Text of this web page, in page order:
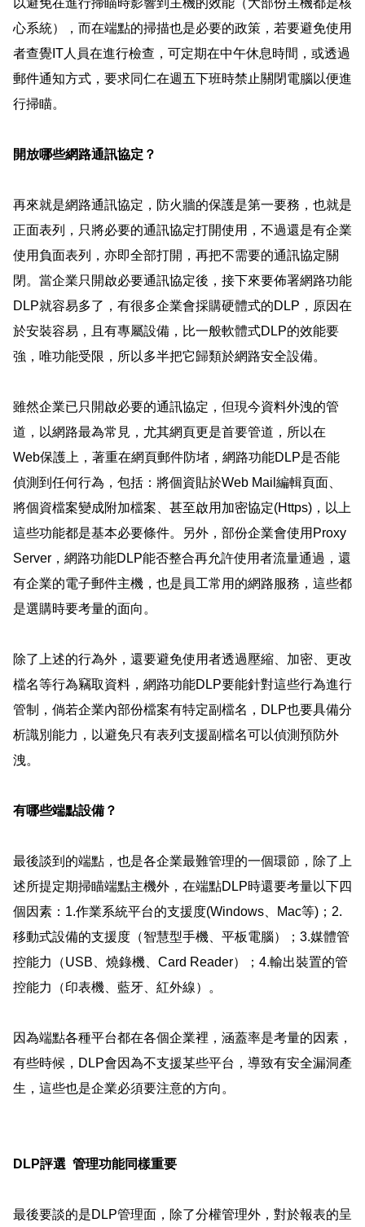
以避免在進行掃瞄時影響到主機的效能（ 大部份主機都是核
心系統）
，而在端點的掃描也是必要的政策，若要避免使用
者查覺IT人員在進行檢查，可定期在中午休息時間，或透過
郵件通知方式，要求同仁在週五下班時禁止關閉電腦以便進
行掃瞄。
開放哪些網路通訊協定？
再來就是網路通訊協定，防火牆的保護是第一要務，也就是
正面表列，只將必要的通訊協定打開使用，不過還是有企業
使用負面表列，亦即全部打開，再把不需要的通訊協定關
閉。當企業只開啟必要通訊協定後，接下來要佈署網路功能
DLP就容易多了，有很多企業會採購硬體式的DLP ，原因在
於安裝容易，且有專屬設備，比一般軟體式DLP的效能要
強，唯功能受限，所以多半把它歸類於網路安全設備。
雖然企業已只開啟必要的通訊協定，但現今資料外洩的管
道，以網路最為常見，尤其網頁更是首要管道，所以在
Web保護上，著重在網頁郵件防堵，網路功能DLP是否能
偵測到任何行為，包括：將個資貼於Web Mail 編輯頁面、
將個資檔案變成附加檔案、甚至啟用加密協定(Https)，以上
這些功能都是基本必要條件。另外，部份企業會使用 Proxy
Server，網路功能DLP能否整合再允許使用者流量通過，還
有企業的電子郵件主機，也是員工常用的網路服務，這些都
是選購時要考量的面向。
除了上述的行為外，還要避免使用者透過壓縮、加密、更改
檔名等行為竊取資料，網路功能DLP要能針對這些行為進行
管制，倘若企業內部份檔案有特定副檔名， DLP也要具備分
析識別能力，以避免只有表列支援副檔名可以偵測預防外
洩。
有哪些端點設備？
最後談到的端點，也是各企業最難管理的一個環節，除了上
述所提定期掃瞄端點主機外，在端點DLP時還要考量以下四
個因素： 1.作業系統平台的支援度(Windows、 Mac等)； 2.
移動式設備的支援度（智慧型手機、 平板電腦）； 3.媒體管
控能力 （USB 燒錄機、 Card Reader）； 4.輸出裝置的管
控能力 （印表機、 藍牙、紅外線）。
因為端點各種平台都在各個企業裡，涵蓋率是考量的因素，
有些時候， DLP會因為不支援某些平台，導致有安全漏洞產
生，這些也是企業必須要注意的方向 。
DLP評選 管理功能同樣重要
最後要談的是DLP管理面，除了分權管理外，對於報表的呈